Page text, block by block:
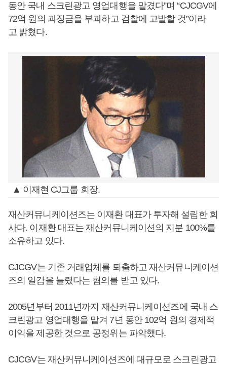
동안 국내 스크린광고 영업대행을 맡겼다”며 “CJCGV에
72억 원의 과징금을 부과하고 검찰에 고발할 것”이라
고 밝혔다.
▲ 이재현 CJ그룹 회장.
재산커뮤니케이션즈는 이재환 대표가 투자해 설립한 회
사다. 이재환 대표는 재산커뮤니케이션의 지분 100%를
소유하고 있다.
CJCGV는 기존 거래업체를 퇴출하고 재산커뮤니케이션
즈의 일감을 늘렸다는 혐의를 받고 있다.
2005년부터 2011년까지 재산커뮤니케이션즈에 국내 스
크린광고 영업대행을 맡겨 7년 동안 102억 원의 경제적
이익을 제공한 것으로 공정위는 파악했다.
CJCGV는 재산커뮤니케이션즈에 대규모로 스크린광고